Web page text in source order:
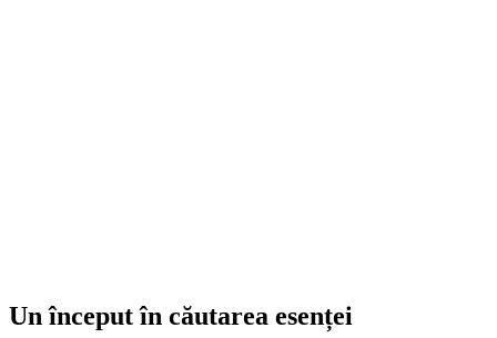
Un început în căutarea esenței